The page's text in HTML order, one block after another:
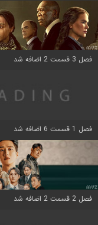
فصل 3 قسمت 2 اضافه شد
فصل 1 قسمت 6 اضافه شد
فصل 2 قسمت 2 اضافه شد